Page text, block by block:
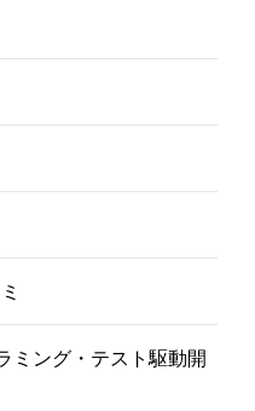
ミング・テスト駆動開